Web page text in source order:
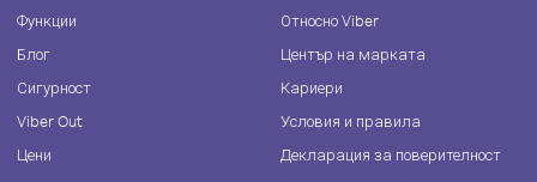
Функции
Блог
Сигурност
Viber Out
Цени
Относно Viber
Център на марката
Кариери
Условия и правила
Декларация за поверителност